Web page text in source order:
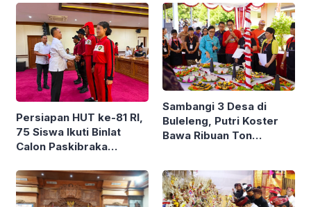
Terbakar
Pengembangan UMKM
Persiapan HUT ke-81 RI,
75 Siswa Ikuti Binlat
Calon Paskibraka
Sambangi 3 Desa di
Buleleng, Putri Koster
Bawa Ribuan Ton